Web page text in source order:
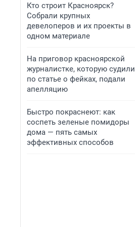
Кто строит Красноярск?
Собрали крупных
девелоперов и их проекты в
одном материале
На приговор красноярской
журналистке, которую судили
по статье о фейках, подали
апелляцию
Быстро покраснеют: как
соспеть зеленые помидоры
дома — пять самых
эффективных способов